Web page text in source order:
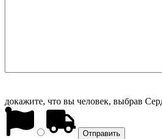
докажите, что вы человек, выбрав